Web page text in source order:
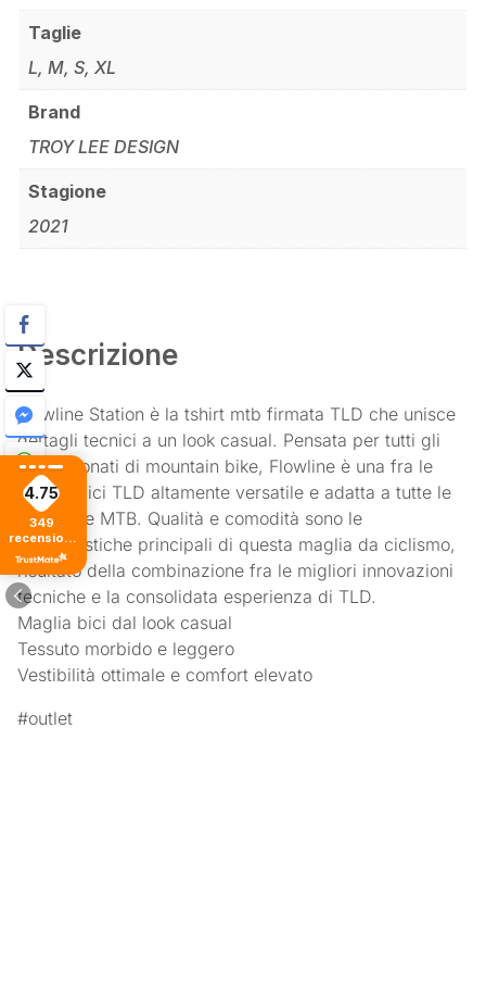
Taglie
L, M, S, XL
Brand
TROY LEE DESIGN
Stagione
2021
Descrizione
Flowline Station è la tshirt mtb firmata TLD che unisce
dettagli tecnici a un look casual. Pensata per tutti gli
appassionati di mountain bike, Flowline è una fra le
maglie bici TLD altamente versatile e adatta a tutte le
discipline MTB. Qualità e comodità sono le
caratteristiche principali di questa maglia da ciclismo,
risultato della combinazione fra le migliori innovazioni
tecniche e la consolidata esperienza di TLD.
Maglia bici dal look casual
Tessuto morbido e leggero
Vestibilità ottimale e comfort elevato
#outlet
4.75
349
recensioni
di tutti i